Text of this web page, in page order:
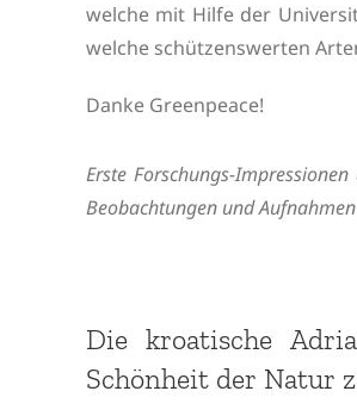
welche mit Hilfe der
welche schützenswerten
Danke Greenpeace!
Erste Forschungs-
Beobachtungen und
Die kroatische
Schönheit der Natur